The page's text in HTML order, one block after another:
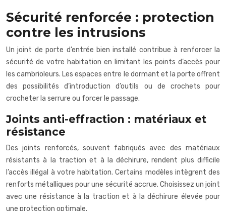
Sécurité renforcée : protection
contre les intrusions
Un joint de porte d’entrée bien installé contribue à renforcer la
sécurité de votre habitation en limitant les points d’accès pour
les cambrioleurs. Les espaces entre le dormant et la porte offrent
des possibilités d’introduction d’outils ou de crochets pour
crocheter la serrure ou forcer le passage.
Joints anti-effraction : matériaux et
résistance
Des joints renforcés, souvent fabriqués avec des matériaux
résistants à la traction et à la déchirure, rendent plus difficile
l’accès illégal à votre habitation. Certains modèles intègrent des
renforts métalliques pour une sécurité accrue. Choisissez un joint
avec une résistance à la traction et à la déchirure élevée pour
une protection optimale.